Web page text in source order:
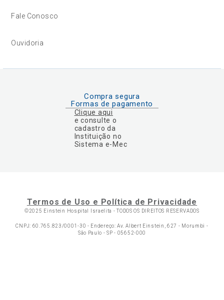
Fale Conosco
Ouvidoria
Compra segura
Formas de pagamento
Clique aqui
e consulte o
cadastro da
Instituição no
Sistema e-Mec
Termos de Uso e Política de Privacidade
©2025 Einstein Hospital Israelita -TODOS OS DIREITOS RESERVADOS
CNPJ: 60.765.823/0001-30 - Endereço: Av. Albert Einstein, 627 - Morumbi -
São Paulo - SP - 05652-000